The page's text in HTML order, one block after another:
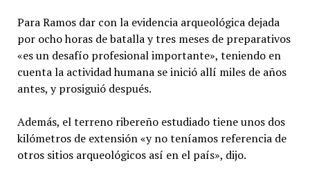
Para Ramos dar con la evidencia arqueológica dejada
por ocho horas de batalla y tres meses de preparativos
«es un desafío profesional importante», teniendo en
cuenta la actividad humana se inició allí miles de años
antes, y prosiguió después.
Además, el terreno ribereño estudiado tiene unos dos
kilómetros de extensión «y no teníamos referencia de
otros sitios arqueológicos así en el país», dijo.